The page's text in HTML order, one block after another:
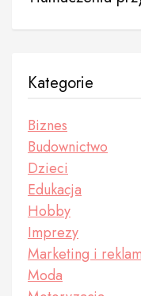
Kategorie
Biznes
Budownictwo
Dzieci
Edukacja
Hobby
Imprezy
Marketing i
Moda